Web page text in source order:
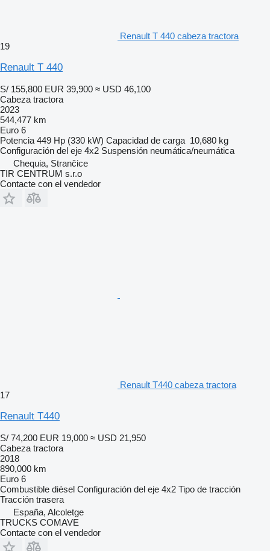
Renault T 440 cabeza tractora
19
Renault T 440
S/ 155,800 EUR 39,900 ≈ USD 46,100
Cabeza tractora
2023
544,477 km
Euro 6
Potencia 449 Hp (330 kW) Capacidad de carga 10,680 kg
Configuración del eje 4x2 Suspensión neumática/neumática
Chequia, Strančice
TIR CENTRUM s.r.o
Contacte con el vendedor
Renault T440 cabeza tractora
17
Renault T440
S/ 74,200 EUR 19,000 ≈ USD 21,950
Cabeza tractora
2018
890,000 km
Euro 6
Combustible diésel Configuración del eje 4x2 Tipo de tracción
Tracción trasera
España, Alcoletge
TRUCKS COMAVE
Contacte con el vendedor